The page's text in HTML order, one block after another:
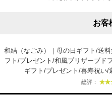
お客
和結（なごみ）｜母の日ギフト/送
フト/プレゼント/和風プリザーブド
ギフト/プレゼント/喜寿祝い/
総評：